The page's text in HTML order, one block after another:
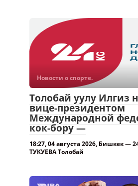
Новости о спорте.
Толобай уулу Илгиз
вице-президентом
Международной
кок-бору —
18:27, 04 августа 2026, Бишкек —